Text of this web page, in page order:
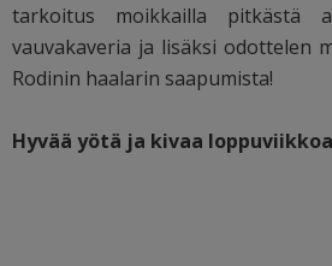
tarkoitus moikkailla pitkästä
vauvakaveria ja lisäksi odottelen
Rodinin haalarin saapumista!
Hyvää yötä ja kivaa